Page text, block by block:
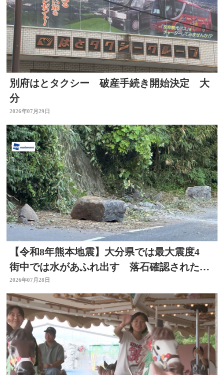
別府はとタクシー 破産手続き開始決定 大
分
2026年07月29日
【令和8年熊本地震】大分県では最大震度4
街中では水があふれ出す 落石確認されたと
ころも
2026年07月28日